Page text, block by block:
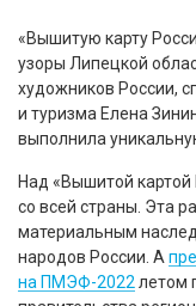
«Вышитую карту
узоры Липецкой
художников России,
и туризма Елена
выполнила
Над «Вышитой картой
со всей страны. Эта
материальным
народов России. А
на ПМЭФ-2022 летом